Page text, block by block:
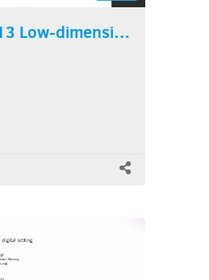
2023.09.13 Low-dimensional...